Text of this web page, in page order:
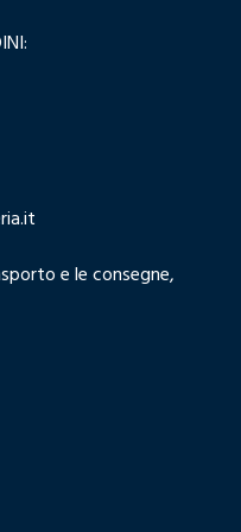
e le consegne,